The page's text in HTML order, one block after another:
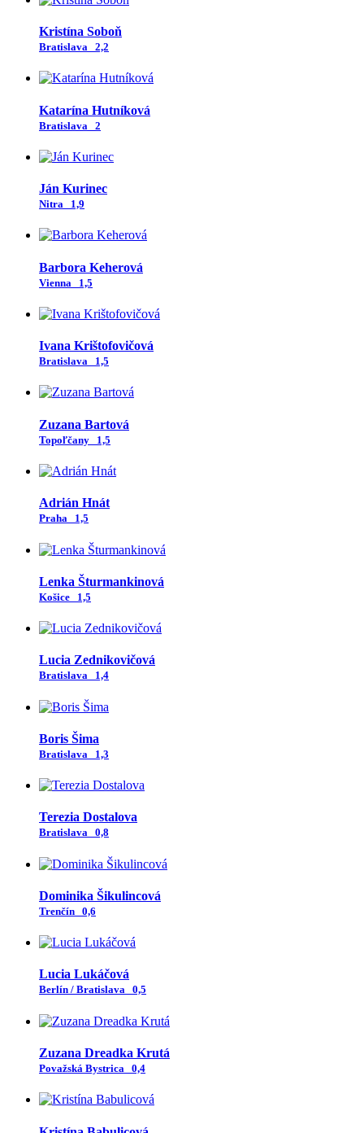
Kristína Soboň
Bratislava 2,2
Katarína Hutníková
Bratislava 2
Ján Kurinec
Nitra 1,9
Barbora Keherová
Vienna 1,5
Ivana Krištofovičová
Bratislava 1,5
Zuzana Bartová
Topoľčany 1,5
Adrián Hnát
Praha 1,5
Lenka Šturmankinová
Košice 1,5
Lucia Zednikovičová
Bratislava 1,4
Boris Šima
Bratislava 1,3
Terezia Dostalova
Bratislava 0,8
Dominika Šikulincová
Trenčín 0,6
Lucia Lukáčová
Berlín / Bratislava 0,5
Zuzana Dreadka Krutá
Považská Bystrica 0,4